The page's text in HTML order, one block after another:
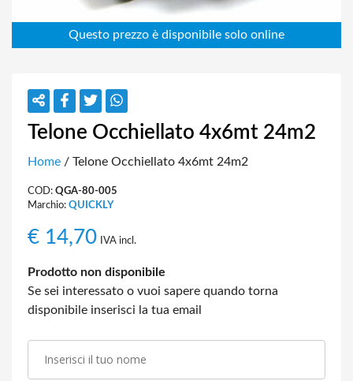
Telone Occhiellato 4x6mt 24m2
Home / Telone Occhiellato 4x6mt 24m2
COD: QGA-80-005
Marchio: QUICKLY
€ 14,70 IVA incl.
Prodotto non disponibile
Se sei interessato o vuoi sapere quando torna
disponibile inserisci la tua email